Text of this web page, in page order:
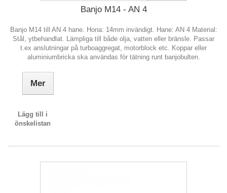
Banjo M14 - AN 4
Banjo M14 till AN 4 hane. Hona: 14mm invändigt. Hane: AN 4 Material:
Stål, ytbehandlat. Lämpliga till både olja, vatten eller bränsle. Passar
t.ex anslutningar på turboaggregat, motorblock etc. Koppar eller
aluminiumbricka ska användas för tätning runt banjobulten.
Mer
Lägg till i
önskelistan